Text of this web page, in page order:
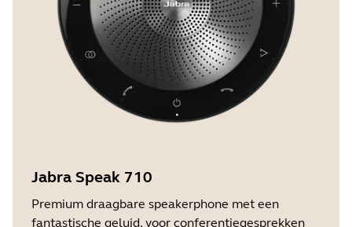
Jabra Speak 710
Premium draagbare speakerphone met een
fantastische geluid, voor conferentiegesprekken